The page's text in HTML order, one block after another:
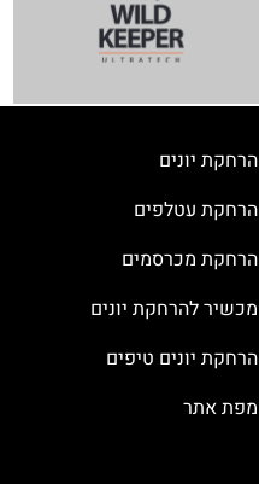
הרחקת יונים
הרחקת עטלפים
הרחקת מכרסמים
מכשיר להרחקת יונים
הרחקת יונים טיפים
מפת אתר